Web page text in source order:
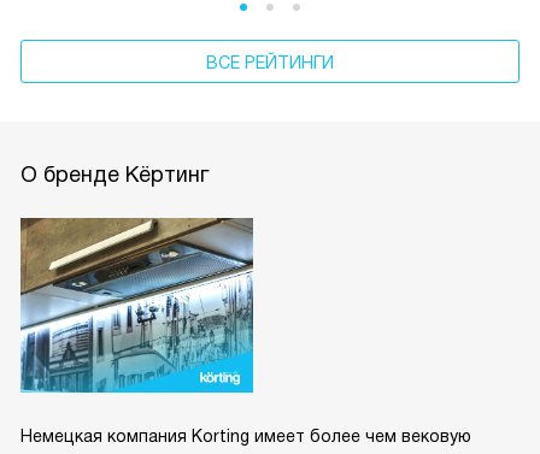
ВСЕ РЕЙТИНГИ
О бренде Кёртинг
Немецкая компания Korting имеет более чем вековую